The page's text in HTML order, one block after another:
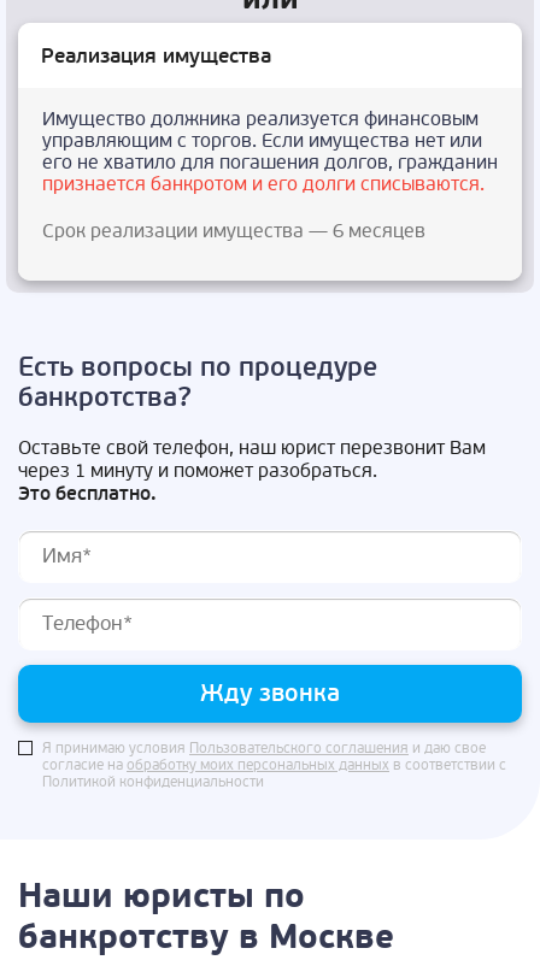
Реализация имущества
Имущество должника реализуется финансовым
управляющим с торгов. Если имущества нет или
его не хватило для погашения долгов, гражданин
признается банкротом и его долги списываются.
Срок реализации имущества — 6 месяцев
Есть вопросы по процедуре
банкротства?
Оставьте свой телефон, наш юрист перезвонит Вам
через 1 минуту и поможет разобраться.
Это бесплатно.
Жду звонка
Я принимаю условия Пользовательского соглашения и даю свое
согласие на обработку моих персональных данных в соответствии с
Политикой конфиденциальности
Наши юристы по
банкротству в Москве